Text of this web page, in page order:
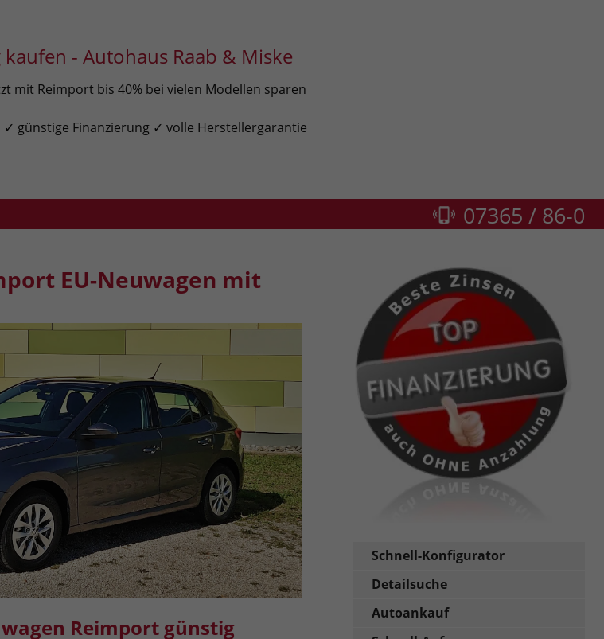
- Autohaus Raab & Miske
mit Reimport bis 40% bei vielen Modellen sparen
✓ günstige Finanzierung ✓ volle Herstellergarantie
07365 / 86-0
EU-Neuwagen mit
Reimport günstig
Schnell-Konfigurator
Detailsuche
Autoankauf